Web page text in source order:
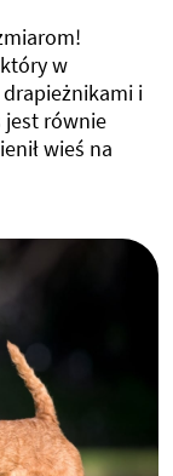
w
drapieżnikami i
jest równie
wieś na